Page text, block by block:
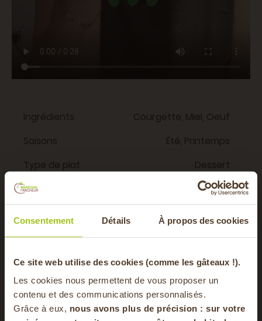
Consentement Détails À propos des cookies
Ce site web utilise des cookies (comme les gâteaux !).
Les cookies nous permettent de vous proposer un
contenu et des communications personnalisés.
Grâce à eux, nous avons plus de précision : sur votre
Ingrédients
Courgette, Miel, Oeuf
Saisons
Été, Printemps
Type de plat
Dessert
Régime alimentaire
Végétarien
Vous aimerez aussi
MIN
10 MIN
30 MIN
-20% offerts sur
votre panier